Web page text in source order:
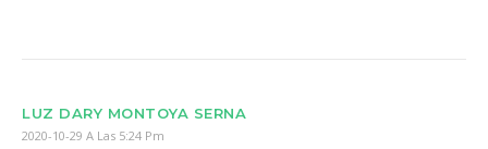
LUZ DARY MONTOYA SERNA
2020-10-29 A Las 5:24 Pm